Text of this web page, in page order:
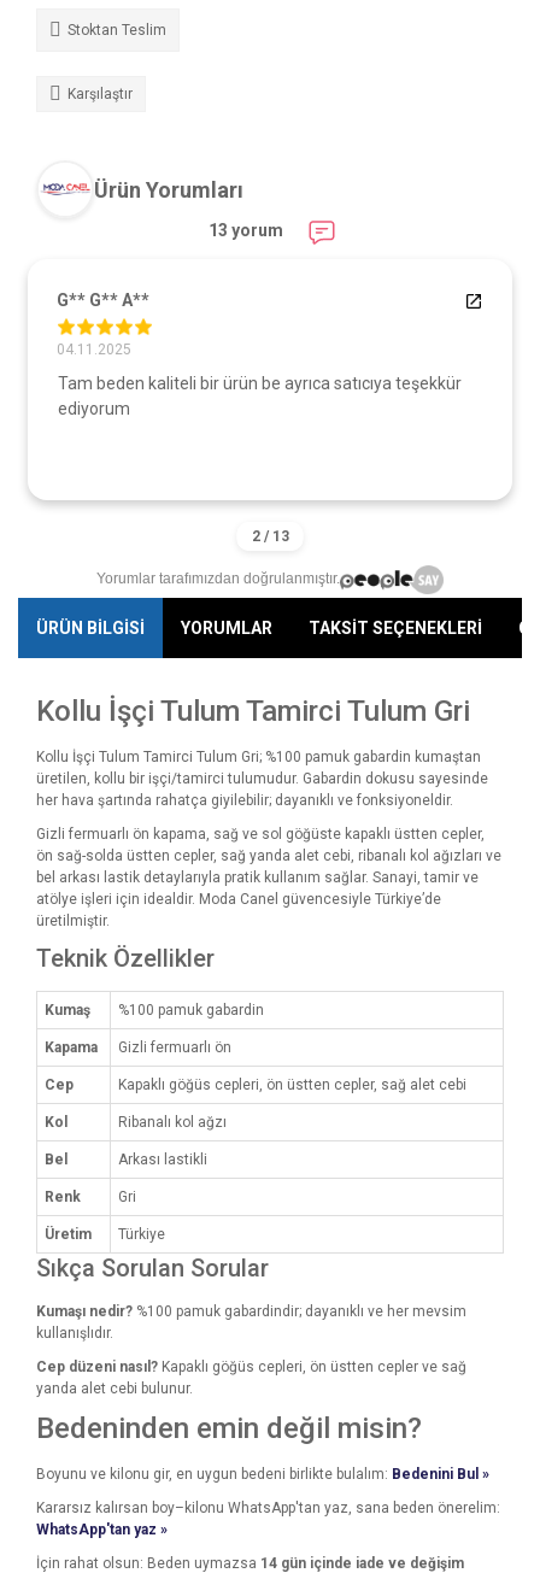
Stoktan Teslim
Karşılaştır
Ürün Yorumları
13 yorum
G** G** A**
04.11.2025
Tam beden kaliteli bir ürün be ayrıca satıcıya teşekkür
ediyorum
Yorumlar tarafımızdan doğrulanmıştır.
ÜRÜN BİLGİSİ YORUMLAR TAKSİT SEÇENEKLERİ
Kollu İşçi Tulum Tamirci Tulum Gri
Kollu İşçi Tulum Tamirci Tulum Gri; %100 pamuk gabardin kumaştan
üretilen, kollu bir işçi/tamirci tulumudur. Gabardin dokusu sayesinde
her hava şartında rahatça giyilebilir; dayanıklı ve fonksiyoneldir.
Gizli fermuarlı ön kapama, sağ ve sol göğüste kapaklı üstten cepler,
ön sağ-solda üstten cepler, sağ yanda alet cebi, ribanalı kol ağızları ve
bel arkası lastik detaylarıyla pratik kullanım sağlar. Sanayi, tamir ve
atölye işleri için idealdir. Moda Canel güvencesiyle Türkiye’de
üretilmiştir.
Teknik Özellikler
Kumaş %100 pamuk gabardin
Kapama Gizli fermuarlı ön
Cep Kapaklı göğüs cepleri, ön üstten cepler, sağ alet cebi
Kol Ribanalı kol ağzı
Bel Arkası lastikli
Renk Gri
Üretim Türkiye
Sıkça Sorulan Sorular
Kumaşı nedir? %100 pamuk gabardindir; dayanıklı ve her mevsim
kullanışlıdır.
Cep düzeni nasıl? Kapaklı göğüs cepleri, ön üstten cepler ve sağ
yanda alet cebi bulunur.
Bedeninden emin değil misin?
Boyunu ve kilonu gir, en uygun bedeni birlikte bulalım: Bedenini Bul »
Kararsız kalırsan boy–kilonu WhatsApp'tan yaz, sana beden önerelim:
WhatsApp'tan yaz »
İçin rahat olsun: Beden uymazsa 14 gün içinde iade ve değişim